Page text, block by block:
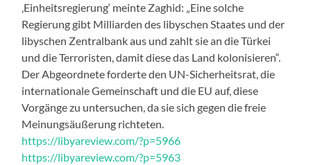
‚Einheitsregierung‘ meinte Zaghid: „Eine solche
Regierung gibt Milliarden des libyschen Staates und der
libyschen Zentralbank aus und zahlt sie an die Türkei
und die Terroristen, damit diese das Land kolonisieren“.
Der Abgeordnete forderte den UN-Sicherheitsrat, die
internationale Gemeinschaft und die EU auf, diese
Vorgänge zu untersuchen, da sie sich gegen die freie
Meinungsäußerung richteten.
https://libyareview.com/?p=5966
https://libyareview.com/?p=5963